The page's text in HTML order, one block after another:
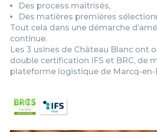
Des process maîtrisés,
Des matières premières
Tout cela dans une démarche
continue.
Les 3 usines de Château Blanc ont
double certification IFS et BRC, de
plateforme logistique de Marcq-